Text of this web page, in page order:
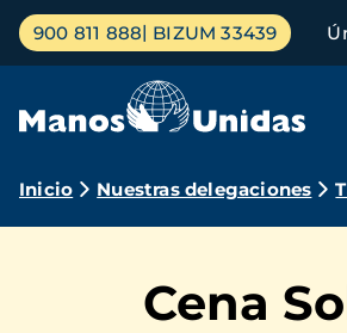
Pasar
contenido
Menú
principal
900 811 888 BIZUM 33439
Ruta
navegación
Inicio Nuestras delegaciones
Cena